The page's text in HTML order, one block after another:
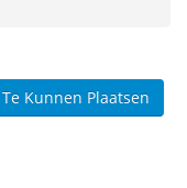
Kunnen Plaatsen